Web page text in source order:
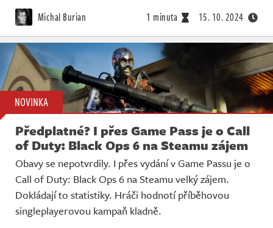
Michal Burian 1 minuta 15. 10. 2024
NOVINKA
Předplatné? I přes Game Pass je o Call
of Duty: Black Ops 6 na Steamu zájem
Obavy se nepotvrdily. I přes vydání v Game Passu je o
Call of Duty: Black Ops 6 na Steamu velký zájem.
Dokládají to statistiky. Hráči hodnotí příběhovou
singleplayerovou kampaň kladně.